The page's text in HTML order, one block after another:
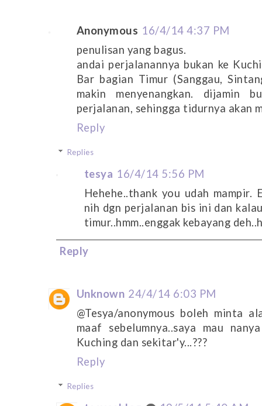
Anonymous 16/4/14 4:37 PM
penulisan yang bagus.
andai perjalanannya bukan ke
Bar bagian Timur (Sanggau,
makin menyenangkan. dijamin
perjalanan, sehingga tidurnya akan
Reply
Replies
tesya 16/4/14 5:56 PM
Hehehe..thank you udah mampir.
nih dgn perjalanan bis ini dan
timur..hmm..enggak kebayang
Reply
Unknown 24/4/14 6:03 PM
@Tesya/anonymous boleh minta
maaf sebelumnya..saya mau
Kuching dan sekitar'y...???
Reply
Replies